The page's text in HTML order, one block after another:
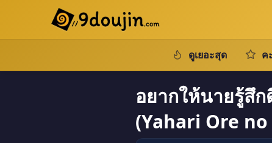
ดูเยอะสุด ค
อยากให้นายรู้สึ
(Yahari Ore